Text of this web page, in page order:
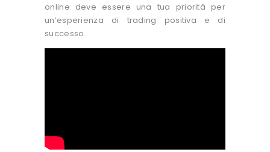
online deve essere una tua priorità per
un’esperienza di trading positiva e di
successo.